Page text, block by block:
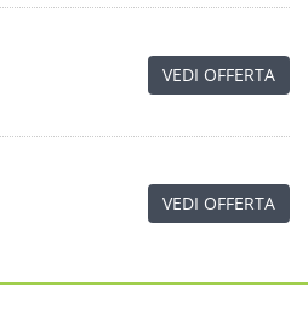
VEDI OFFERTA
VEDI OFFERTA